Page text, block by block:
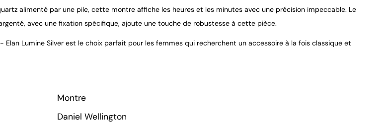
alimenté par une pile, cette montre affiche les heures et les minutes avec une précision impeccable. Le
avec une fixation spécifique, ajoute une touche de robustesse à cette pièce.
Elan Lumine Silver est le choix parfait pour les femmes qui recherchent un accessoire à la fois classique et
Montre
Daniel Wellington